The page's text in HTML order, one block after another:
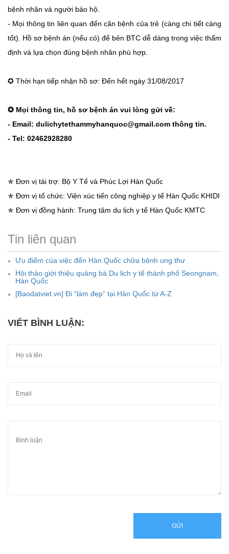
bệnh nhân và người bảo hộ.
- Mọi thông tin liên quan đến căn bệnh của trẻ (càng chi tiết càng
tốt). Hồ sơ bệnh án (nếu có) để bên BTC dễ dàng trong việc thẩm
định và lựa chọn đúng bệnh nhân phù hợp.
✪ Thời hạn tiếp nhận hồ sơ: Đến hết ngày 31/08/2017
✪ Mọi thông tin, hồ sơ bệnh án vui lòng gửi về:
- Email: dulichytethammyhanquoc@gmail.com thông tin.
- Tel: 02462928280
✯ Đơn vị tài trợ: Bộ Y Tế và Phúc Lợi Hàn Quốc
✯ Đơn vị tổ chức: Viện xúc tiến công nghiệp y tế Hàn Quốc KHIDI
✯ Đơn vị đồng hành: Trung tâm du lịch y tế Hàn Quốc KMTC
Tin liên quan
Ưu điểm của việc đến Hàn Quốc chữa bệnh ung thư
Hội thảo giới thiệu quảng bá Du lịch y tế thành phố Seongnam,
Hàn Quốc
[Baodatviet.vn] Đi “làm đẹp” tại Hàn Quốc từ A-Z
VIẾT BÌNH LUẬN:
GỬI